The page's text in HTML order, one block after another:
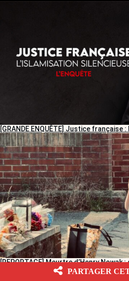
[GRANDE ENQUÊTE] Justice française
[REPORTAGE] Meurtre d’Henry
PARTAGER